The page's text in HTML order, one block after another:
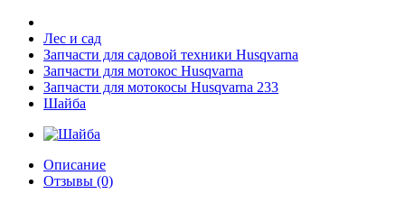
Лес и сад
Запчасти для садовой техники Husqvarna
Запчасти для мотокос Husqvarna
Запчасти для мотокосы Husqvarna 233
Шайба
Описание
Отзывы (0)